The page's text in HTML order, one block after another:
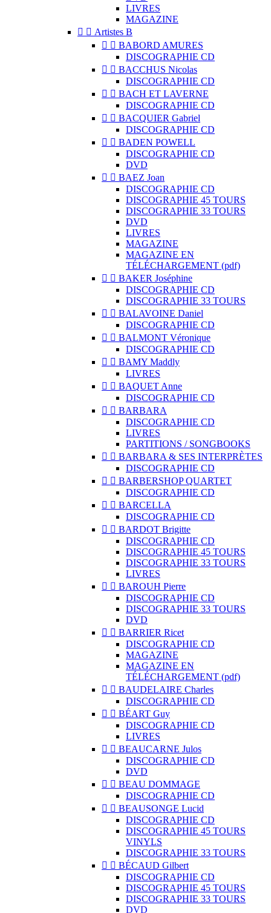
LIVRES
MAGAZINE
  Artistes B
  BABORD AMURES
DISCOGRAPHIE CD
  BACCHUS Nicolas
DISCOGRAPHIE CD
  BACH ET LAVERNE
DISCOGRAPHIE CD
  BACQUIER Gabriel
DISCOGRAPHIE CD
  BADEN POWELL
DISCOGRAPHIE CD
DVD
  BAEZ Joan
DISCOGRAPHIE CD
DISCOGRAPHIE 45 TOURS
DISCOGRAPHIE 33 TOURS
DVD
LIVRES
MAGAZINE
MAGAZINE EN
TÉLÉCHARGEMENT (pdf)
  BAKER Joséphine
DISCOGRAPHIE CD
DISCOGRAPHIE 33 TOURS
  BALAVOINE Daniel
DISCOGRAPHIE CD
  BALMONT Véronique
DISCOGRAPHIE CD
  BAMY Maddly
LIVRES
  BAQUET Anne
DISCOGRAPHIE CD
  BARBARA
DISCOGRAPHIE CD
LIVRES
PARTITIONS / SONGBOOKS
  BARBARA & SES INTERPRÈTES
DISCOGRAPHIE CD
  BARBERSHOP QUARTET
DISCOGRAPHIE CD
  BARCELLA
DISCOGRAPHIE CD
  BARDOT Brigitte
DISCOGRAPHIE CD
DISCOGRAPHIE 45 TOURS
DISCOGRAPHIE 33 TOURS
LIVRES
  BAROUH Pierre
DISCOGRAPHIE CD
DISCOGRAPHIE 33 TOURS
DVD
  BARRIER Ricet
DISCOGRAPHIE CD
MAGAZINE
MAGAZINE EN
TÉLÉCHARGEMENT (pdf)
  BAUDELAIRE Charles
DISCOGRAPHIE CD
  BÉART Guy
DISCOGRAPHIE CD
LIVRES
  BEAUCARNE Julos
DISCOGRAPHIE CD
DVD
  BEAU DOMMAGE
DISCOGRAPHIE CD
  BEAUSONGE Lucid
DISCOGRAPHIE CD
DISCOGRAPHIE 45 TOURS
VINYLS
DISCOGRAPHIE 33 TOURS
  BÉCAUD Gilbert
DISCOGRAPHIE CD
DISCOGRAPHIE 45 TOURS
DISCOGRAPHIE 33 TOURS
DVD